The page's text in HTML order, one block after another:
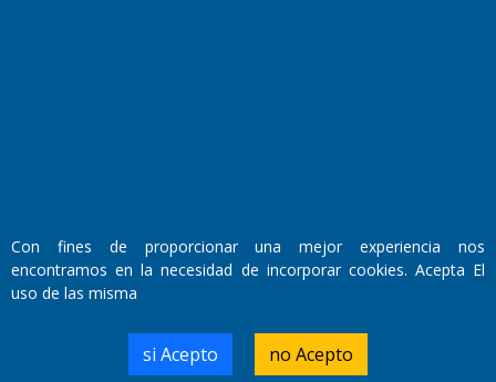
Director Periodístico:
Walter René Goñi
Domicilio Legal: José Ingenieros 855,
Santa Rosa, La Pampa.
Número de Registro DNDA:
Con fines de proporcionar una mejor experiencia nos
encontramos en la necesidad de incorporar cookies. Acepta El
uso de las misma
si Acepto no Acepto